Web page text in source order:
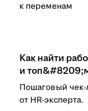
к переменам
Как найти
и
Пошаговый
от HR-эксперта.